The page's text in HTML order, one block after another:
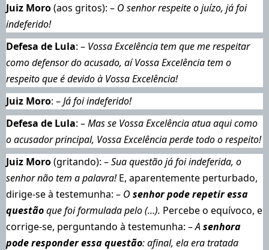
Juiz Moro(aos gritos): – O senhor respeite o juízo, já foi
indeferido!
Defesa de Lula: – Vossa Excelência tem que me respeitar
como defensor do acusado, aí Vossa Excelência tem o
respeito que é devido à Vossa Excelência!
Juiz Moro: –Já foi indeferido!
Defesa de Lula: –Mas se Vossa Excelência atua aqui como
o acusador principal, Vossa Excelência perde todo o respeito!
Juiz Moro(gritando): –Sua questão já foi indeferida, o
senhor não tem a palavra!E, aparentemente perturbado,
dirige-se à testemunha: – O senhor pode repetir essa
questãoque foi formulada pelo (…). Percebe o equívoco, e
corrige-se, perguntando à testemunha: –Asenhora
pode responder essa questão: afinal, ela era tratada